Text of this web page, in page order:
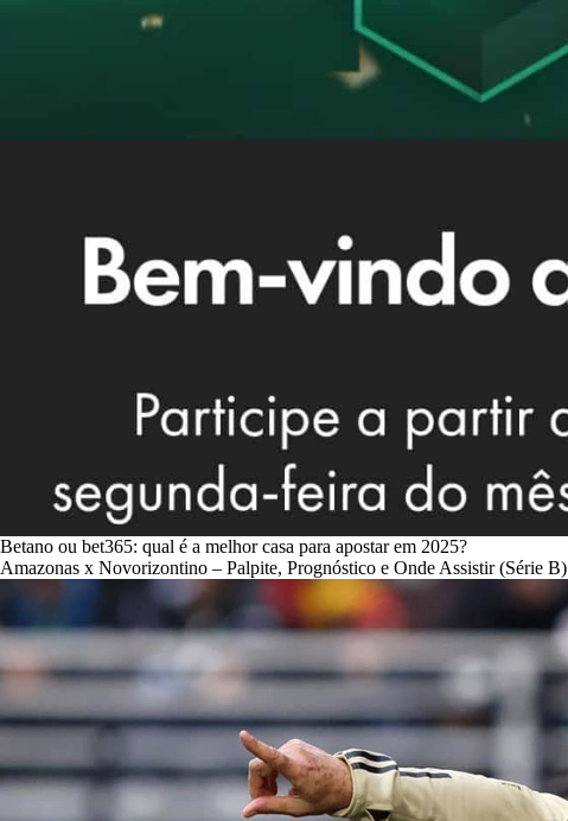
Betano ou bet365: qual é a melhor casa para apostar em 2025?
Amazonas x Novorizontino – Palpite, Prognóstico e Onde Assistir (Série B)